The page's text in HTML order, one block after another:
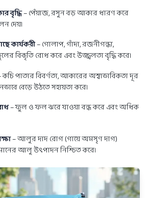
বৃদ্ধি– পেঁয়াজ, রসুন বড় আকার ধারণ করে
দেয়।
কার্যকরী– গোলাপ, গাঁদা, রজনীগন্ধা,
বিকৃতি রোধ করে এবং উজ্জ্বলতা বৃদ্ধি করে।
পাতার বিবর্ণতা, আকারের অস্বাভাবিকতা দূর
বেড়ে উঠতে সহায়তা করে।
– ফুল ও ফল ঝরে যাওয়া বন্ধ করে এবং অধিক
– আলুর দাদ রোগ (গায়ে অমসৃণ দাগ)
আলু উৎপাদন নিশ্চিত করে।